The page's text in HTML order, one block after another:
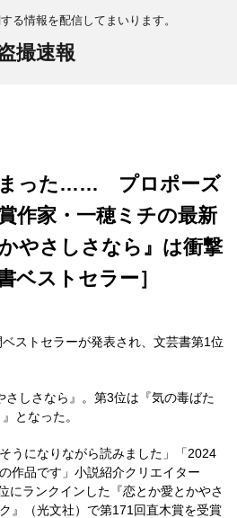
る情報を配信してまいります。
撮速報
まった…… プロポーズ
作家・一穂ミチの最新
やさしさなら』は衝撃
ベストセラー］
ストセラーが発表され、文芸書第1位
しさなら』。第3位は『気の毒ばた
となった。
うになりながら読みました」「2024
作品です」小説紹介クリエイター
ランクインした『恋とか愛とかやさ
』（光文社）で第171回直木賞を受賞